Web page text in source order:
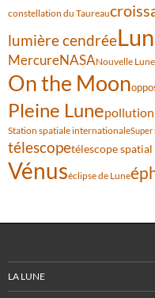
constellation du Taureau
lumière cendrée
MercureNASANouvelle Lune
On the Moon
Pleine Lune
Station spatiale internationaleSuper
télescopetélescope
Vénuséclipse de Lune
LA LUNE